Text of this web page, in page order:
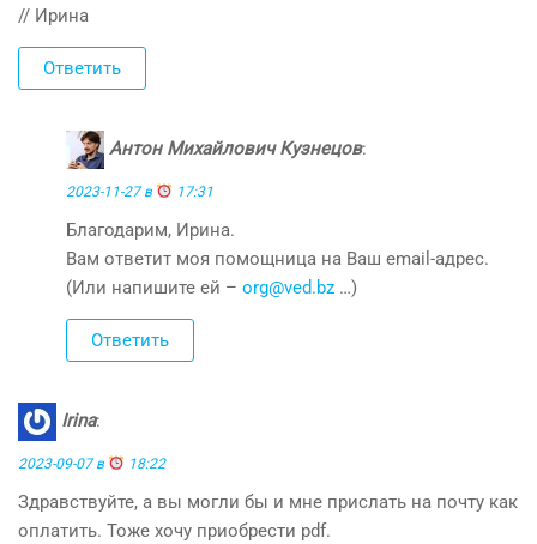
// Ирина
Ответить
Антон Михайлович Кузнецов:
2023-11-27 в 17:31
Благодарим, Ирина.
Вам ответит моя помощница на Ваш email-адрес.
(Или напишите ей – org@ved.bz …)
Ответить
Irina:
2023-09-07 в 18:22
Здравствуйте, а вы могли бы и мне прислать на почту как
оплатить. Тоже хочу приобрести pdf.